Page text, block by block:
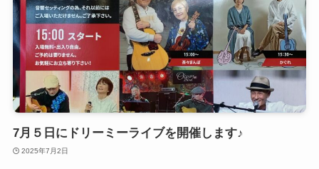
7月５日にドリーミーライブを開催します♪
2025年7月2日